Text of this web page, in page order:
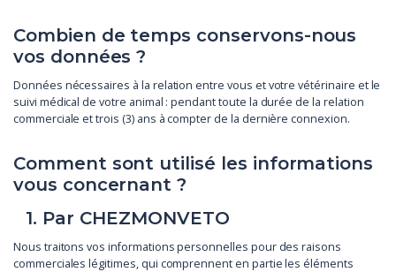
Combien de temps conservons-nous
vos données ?
Données nécessaires à la relation entre vous et votre vétérinaire et le
suivi médical de votre animal : pendant toute la durée de la relation
commerciale et trois (3) ans à compter de la dernière connexion.
Comment sont utilisé les informations
vous concernant ?
1. Par CHEZMONVETO
Nous traitons vos informations personnelles pour des raisons
commerciales légitimes, qui comprennent en partie les éléments